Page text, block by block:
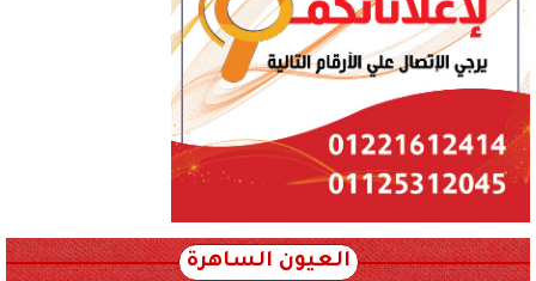
العيون الساهرة